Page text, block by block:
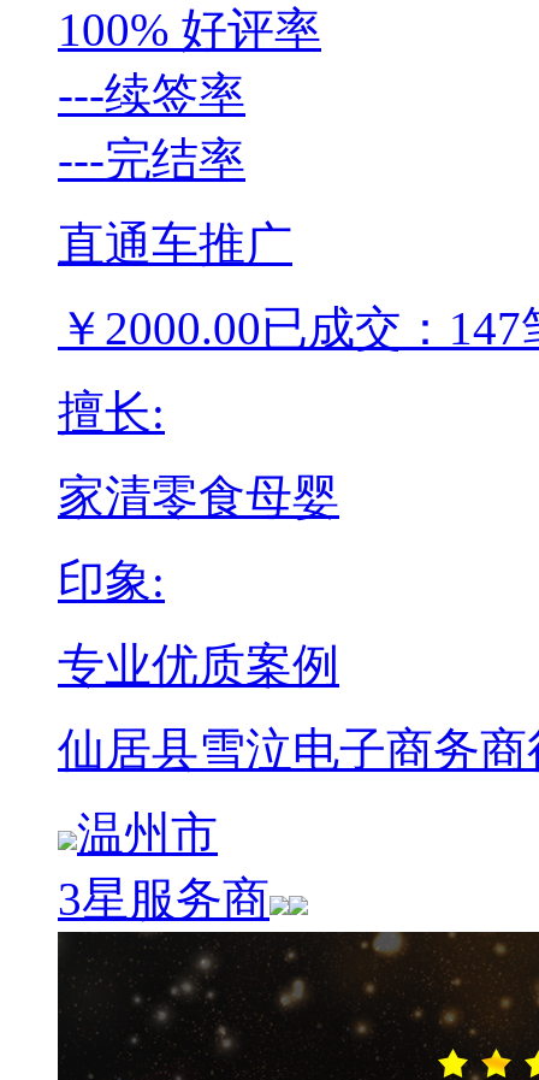
100% 好评率
---续签率
---完结率
直通车推广
￥ 2000.00已成交：147
擅长:
家清零食母婴
印象:
专业优质案例
仙居县雪泣电子商务商
温州市
3星服务商